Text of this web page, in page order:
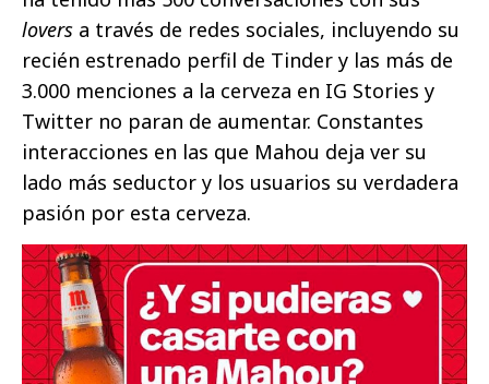
lovers a través de redes sociales, incluyendo su
recién estrenado perfil de Tinder y las más de
3.000 menciones a la cerveza en IG Stories y
Twitter no paran de aumentar. Constantes
interacciones en las que Mahou deja ver su
lado más seductor y los usuarios su verdadera
pasión por esta cerveza.